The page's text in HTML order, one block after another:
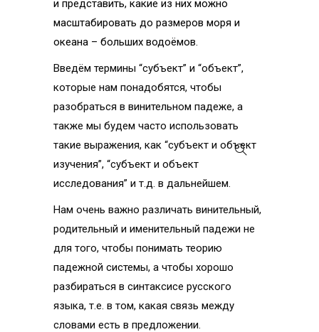
и представить, какие из них можно
масштабировать до размеров моря и
океана – больших водоёмов.
Введём термины “субъект” и “объект”,
которые нам понадобятся, чтобы
разобраться в винительном падеже, а
также мы будем часто использовать
такие выражения, как “субъект и объект
изучения”, “субъект и объект
исследования” и т.д. в дальнейшем.
Нам очень важно различать винительный,
родительный и именительный падежи не
для того, чтобы понимать теорию
падежной системы, а чтобы хорошо
разбираться в синтаксисе русского
языка, т.е. в том, какая связь между
словами есть в предложении.